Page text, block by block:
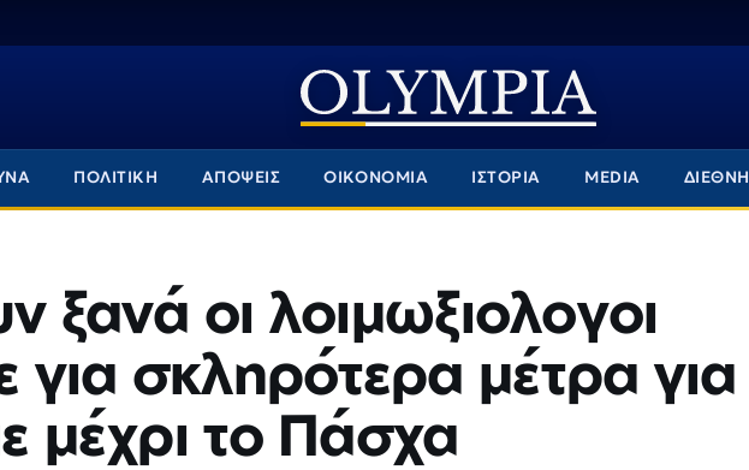
ΠΟΛΙΤΙΚΗ ΑΠΟΨΕΙΣ ΟΙΚΟΝΟΜΙΑ ΙΣΤΟΡΙΑ MEDIA ΔΙΕΘΝΗ
ξανά οι λοιμωξιολογοι
για σκληρότερα μέτρα για
μέχρι το Πάσχα